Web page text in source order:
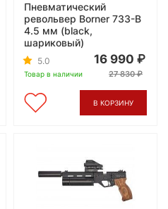
Пневматический
револьвер Borner 733-B
4.5 мм (black,
шариковый)
5.0
Товар в наличии
16 990
27 830
В КОРЗИНУ